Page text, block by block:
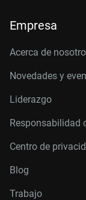
Empresa
Acerca de
Novedades y
Liderazgo
Responsabilidad
Centro de
Blog
Trabajo